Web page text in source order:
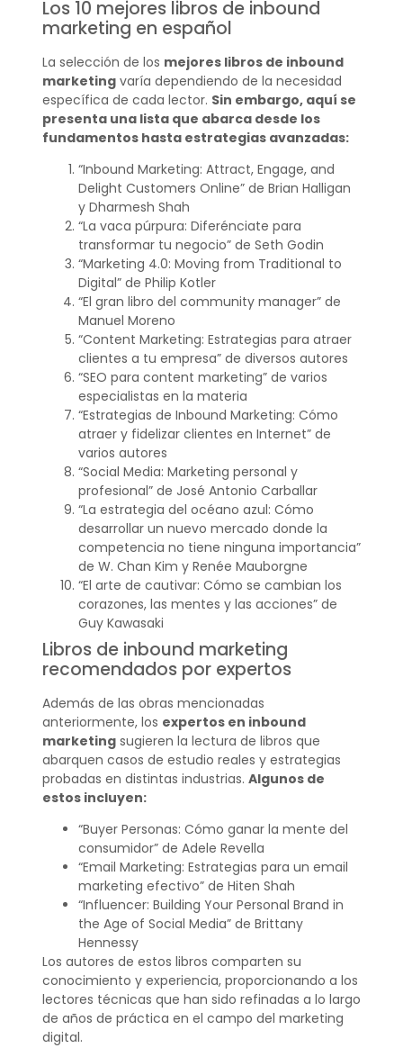
Los 10 mejores libros de inbound
marketing en español
La selección de los mejores libros de inbound
marketingvaría dependiendo de la necesidad
específica de cada lector. Sin embargo, aquí se
presenta una lista que abarca desde los
fundamentos hasta estrategias avanzadas:
“Inbound Marketing: Attract, Engage, and
Delight Customers Online” de Brian Halligan
y Dharmesh Shah
“La vaca púrpura: Diferénciate para
transformar tu negocio” de Seth Godin
“Marketing 4.0: Moving from Traditional to
Digital” de Philip Kotler
“El gran libro del community manager” de
Manuel Moreno
“Content Marketing: Estrategias para atraer
clientes a tu empresa” de diversos autores
“SEO para content marketing” de varios
especialistas en la materia
“Estrategias de Inbound Marketing: Cómo
atraer y fidelizar clientes en Internet” de
varios autores
“Social Media: Marketing personal y
profesional” de José Antonio Carballar
“La estrategia del océano azul: Cómo
desarrollar un nuevo mercado donde la
competencia no tiene ninguna importancia”
de W. Chan Kim y Renée Mauborgne
“El arte de cautivar: Cómo se cambian los
corazones, las mentes y las acciones” de
Guy Kawasaki
Libros de inbound marketing
recomendados por expertos
Además de las obras mencionadas
anteriormente, los expertos en inbound
marketingsugieren la lectura de libros que
abarquen casos de estudio reales y estrategias
probadas en distintas industrias. Algunos de
estos incluyen:
“Buyer Personas: Cómo ganar la mente del
consumidor” de Adele Revella
“Email Marketing: Estrategias para un email
marketing efectivo” de Hiten Shah
“Influencer: Building Your Personal Brand in
the Age of Social Media” de Brittany
Hennessy
Los autores de estos libros comparten su
conocimiento y experiencia, proporcionando a los
lectores técnicas que han sido refinadas a lo largo
de años de práctica en el campo del marketing
digital.